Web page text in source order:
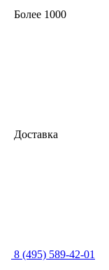
Более 1000
Доставка
8 (495) 589-42-01